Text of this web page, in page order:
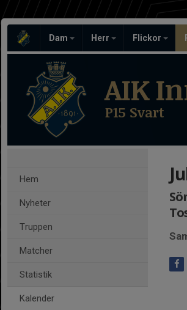
Dam Herr Flickor
AIK
P15 Svart
Hem
Nyheter
Truppen
Matcher
Statistik
Kalender